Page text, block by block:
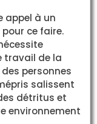
appel à un
ce faire.
travail de la
personnes
salissent
détritus et
environnement